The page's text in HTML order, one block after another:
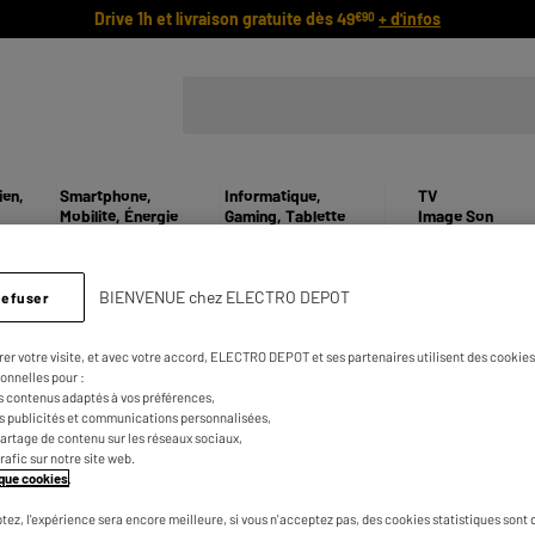
Drive 1h et livraison gratuite dès 49€90 + d'infos
Smartphone,
Mobilité, Énergie
Informatique,
Gaming, Tablette
TV
Image Son
Déclarer une panne
vous accompagner étape par étape pour solutionner votre
Référence ou nom de mon produit
BIENVENUE chez ELECTRO DEPOT
votre visite, et avec votre accord, ELECTRO DEPOT et ses partenaires utilisent des
pour :
contenus adaptés à vos préférences,
publicités et communications personnalisées,
de contenu sur les réseaux sociaux,
sur notre site web.
cookies
l'expérience sera encore meilleure, si vous n'acceptez pas, des cookies statistiques sont